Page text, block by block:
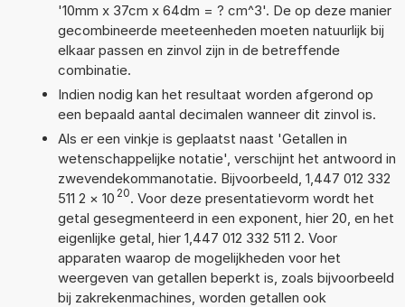
'10mm x 37cm x 64dm = ? cm^3'. De op deze manier
gecombineerde meeteenheden moeten natuurlijk bij
elkaar passen en zinvol zijn in de betreffende
combinatie.
Indien nodig kan het resultaat worden afgerond op
een bepaald aantal decimalen wanneer dit zinvol is.
Als er een vinkje is geplaatst naast 'Getallen in
wetenschappelijke notatie', verschijnt het antwoord in
zwevendekommanotatie. Bijvoorbeeld, 1,447 012 332
511 2 × 10 20. Voor deze presentatievorm wordt het
getal gesegmenteerd in een exponent, hier 20, en het
eigenlijke getal, hier 1,447 012 332 511 2. Voor
apparaten waarop de mogelijkheden voor het
weergeven van getallen beperkt is, zoals bijvoorbeeld
bij zakrekenmachines, worden getallen ook